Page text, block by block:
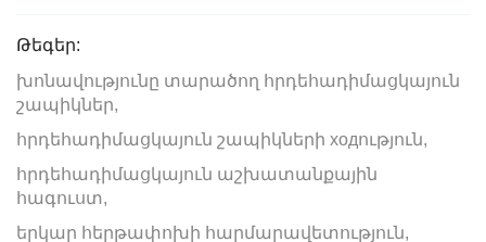
Թեգեր:
խոնավությունը տարածող հրդեհադիմացկայուն
շապիկներ,
հրդեհադիմացկայուն շապիկների ходություն,
հրդեհադիմացկայուն աշխատանքային
հագուստ,
երկար հերթափոխի հարմարավետություն,